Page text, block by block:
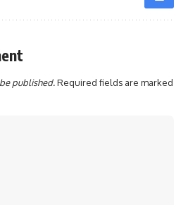
published.Required fields are marked